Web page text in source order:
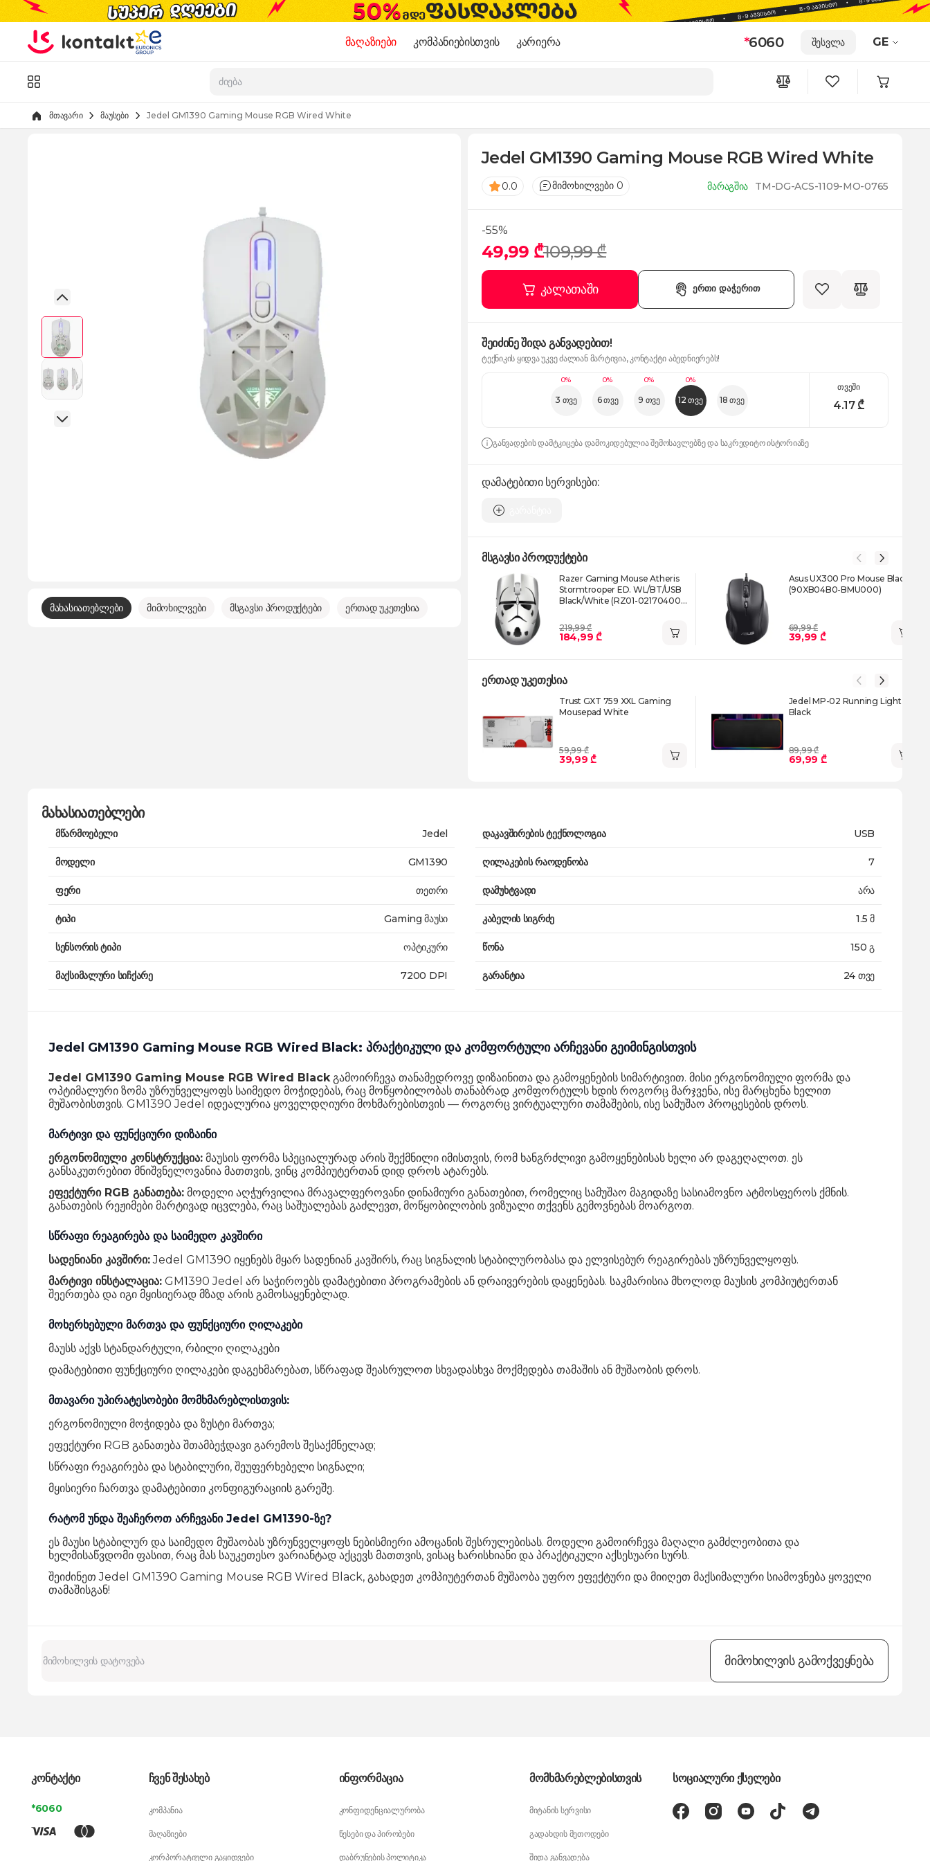
Skip to Content
მაღაზიები კომპანიებისთვის კარიერა *6060 შესვლა GE
მთავარი მაუსები Jedel GM1390 Gaming Mouse RGB Wired White
მახასიათებლები მიმოხილვები მსგავსი პროდუქტები ერთად უკეთესია
Jedel GM1390 Gaming Mouse RGB Wired White
0.0 მიმოხილვები 0 მარაგშია TM-DG-ACS-1109-MO-0765
-55%
49,99 ₾109,99 ₾
კალათაში ერთი დაჭერით
შეიძინე შიდა განვადებით!
ტექნიკის ყიდვა უკვე ძალიან მარტივია, კონტაქტი აბედნიერებს!
0%
3 თვე
0%
6 თვე
0%
9 თვე
0%
12 თვე 18 თვე
თვეში
4.17₾
განვადების დამტკიცება დამოკიდებულია შემოსავლებზე და საკრედიტო ისტორიაზე
დამატებითი სერვისები:
მსგავსი პროდუქტები
Razer Gaming Mouse Atheris
Stormtrooper ED. WL/BT/USB
Black/White (RZ01-02170400-
219,99 ₾
184,99 ₾
Asus UX300 Pro Mouse Black
(90XB04B0-BMU000)
69,99 ₾
39,99 ₾
ერთად უკეთესია
Trust GXT 759 XXL Gaming
Mousepad White
59,99 ₾
39,99 ₾
Jedel MP-02 Running Light
Black
89,99 ₾
69,99 ₾
მახასიათებლები
მწარმოებელი Jedel
მოდელი GM1390
ფერი თეთრი
ტიპი Gaming მაუსი
სენსორის ტიპი ოპტიკური
მაქსიმალური სიჩქარე 7200 DPI
დაკავშირების ტექნოლოგია USB
ღილაკების რაოდენობა 7
დამუხტვადი არა
კაბელის სიგრძე 1.5 მ
წონა 150 გ
გარანტია 24 თვე
Jedel GM1390 Gaming Mouse RGB Wired Black: პრაქტიკული და კომფორტული არჩევანი გეიმინგისთვის
Jedel GM1390 Gaming Mouse RGB Wired Blackგამოირჩევა თანამედროვე დიზაინითა და გამოყენების სიმარტივით. მისი ერგონომიული ფორმა და
ოპტიმალური ზომა უზრუნველყოფს საიმედო მოჭიდებას, რაც მოწყობილობას თანაბრად კომფორტულს ხდის როგორც მარჯვენა, ისე მარცხენა ხელით
მუშაობისთვის. GM1390 Jedel იდეალურია ყოველდღიური მოხმარებისთვის — როგორც ვირტუალური თამაშების, ისე სამუშაო პროცესების დროს.
მარტივი და ფუნქციური დიზაინი
ერგონომიული კონსტრუქცია: მაუსის ფორმა სპეციალურად არის შექმნილი იმისთვის, რომ ხანგრძლივი გამოყენებისას ხელი არ დაგეღალოთ. ეს
განსაკუთრებით მნიშვნელოვანია მათთვის, ვინც კომპიუტერთან დიდ დროს ატარებს.
ეფექტური RGB განათება: მოდელი აღჭურვილია მრავალფეროვანი დინამიური განათებით, რომელიც სამუშაო მაგიდაზე სასიამოვნო ატმოსფეროს ქმნის.
განათების რეჟიმები მარტივად იცვლება, რაც საშუალებას გაძლევთ, მოწყობილობის ვიზუალი თქვენს გემოვნებას მოარგოთ.
სწრაფი რეაგირება და საიმედო კავშირი
სადენიანი კავშირი:Jedel GM1390 იყენებს მყარ სადენიან კავშირს, რაც სიგნალის სტაბილურობასა და ელვისებურ რეაგირებას უზრუნველყოფს.
მარტივი ინსტალაცია: GM1390 Jedel არ საჭიროებს დამატებითი პროგრამების ან დრაივერების დაყენებას. საკმარისია მხოლოდ მაუსის კომპიუტერთან
შეერთება და იგი მყისიერად მზად არის გამოსაყენებლად.
მოხერხებული მართვა და ფუნქციური ღილაკები
მაუსს აქვს სტანდარტული, რბილი ღილაკები
დამატებითი ფუნქციური ღილაკები დაგეხმარებათ, სწრაფად შეასრულოთ სხვადასხვა მოქმედება თამაშის ან მუშაობის დროს.
მთავარი უპირატესობები მომხმარებლისთვის:
ერგონომიული მოჭიდება და ზუსტი მართვა;
ეფექტური RGB განათება შთამბეჭდავი გარემოს შესაქმნელად;
სწრაფი რეაგირება და სტაბილური, შეუფერხებელი სიგნალი;
მყისიერი ჩართვა დამატებითი კონფიგურაციის გარეშე.
რატომ უნდა შეაჩეროთ არჩევანი Jedel GM1390-ზე?
ეს მაუსი სტაბილურ და საიმედო მუშაობას უზრუნველყოფს ნებისმიერი ამოცანის შესრულებისას. მოდელი გამოირჩევა მაღალი გამძლეობითა და
ხელმისაწვდომი ფასით, რაც მას საუკეთესო ვარიანტად აქცევს მათთვის, ვისაც ხარისხიანი და პრაქტიკული აქსესუარი სურს.
შეიძინეთ Jedel GM1390 Gaming Mouse RGB Wired Black, გახადეთ კომპიუტერთან მუშაობა უფრო ეფექტური და მიიღეთ მაქსიმალური სიამოვნება ყოველი
თამაშისგან!
მიმოხილვის გამოქვეყნება
კონტაქტი
*6060
ჩვენ შესახებ
კომპანია
მაღაზიები
კორპორატიული გაყიდვები
ინფორმაცია
კონფიდენციალურობა
წესები და პირობები
დაბრუნების პოლიტიკა
მომხმარებლებისთვის
მიტანის სერვისი
გადახდის მეთოდები
შიდა განვადება
სოციალური ქსელები